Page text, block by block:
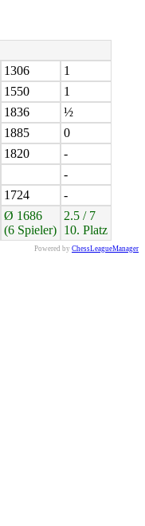
1306
1
1550
1
1836
½
1885
0
1820
-
-
1724 -
Ø 1686
(6 Spieler)
2.5 / 7
10. Platz
Powered by ChessLeagueManager